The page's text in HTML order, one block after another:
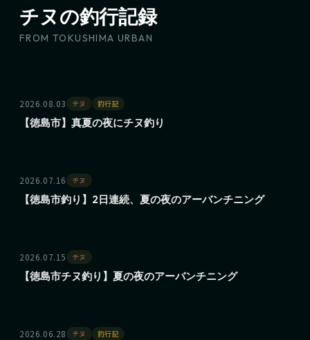
チヌの釣行記録
FROM TOKUSHIMA URBAN
2026.08.03 チヌ 釣行記
【徳島市】真夏の夜にチヌ釣り
2026.07.16 チヌ
【徳島市釣り】2日連続、夏の夜のアーバンチニング
2026.07.15 チヌ
【徳島市チヌ釣り】夏の夜のアーバンチニング
2026.06.28 チヌ 釣行記